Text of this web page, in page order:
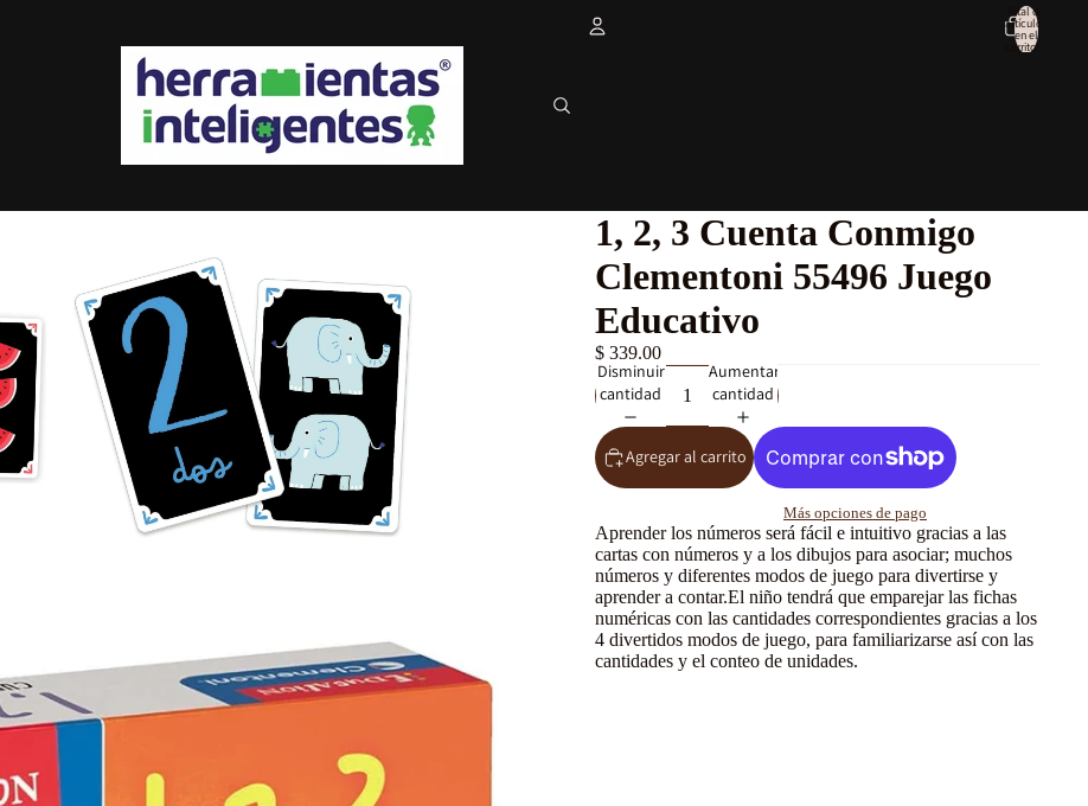
Total de
artículos
en el
carrito: 0
1, 2, 3 Cuenta Conmigo
Clementoni 55496 Juego
Educativo
$ 339.00
Disminuir
cantidad
Aumentar
cantidad
Agregar al carrito
Más opciones de pago
Aprender los números será fácil e intuitivo gracias a las
cartas con números y a los dibujos para asociar; muchos
números y diferentes modos de juego para divertirse y
aprender a contar.El niño tendrá que emparejar las fichas
numéricas con las cantidades correspondientes gracias a los
4 divertidos modos de juego, para familiarizarse así con las
cantidades y el conteo de unidades.